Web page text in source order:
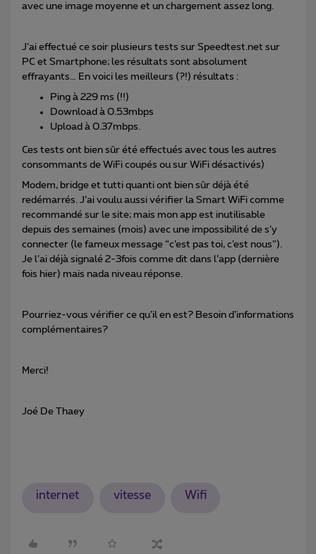
avec une image moyenne et un chargement assez long.
J’ai effectué ce soir plusieurs tests sur Speedtest.net sur
PC et Smartphone; les résultats sont absolument
effrayants… En voici les meilleurs (?!) résultats :
Ping à 229 ms (!!)
Download à 0.53mbps
Upload à 0.37mbps.
Ces tests ont bien sûr été effectués avec tous les autres
consommants de WiFi coupés ou sur WiFi désactivés)
Modem, bridge et tutti quanti ont bien sûr déjà été
redémarrés. J’ai voulu aussi vérifier la Smart WiFi comme
recommandé sur le site; mais mon app est inutilisable
depuis des semaines (mois) avec une impossibilité de s’y
connecter (le fameux message “c’est pas toi, c’est nous”).
Je l’ai déjà signalé 2-3fois comme dit dans l’app (dernière
fois hier) mais nada niveau réponse.
Pourriez-vous vérifier ce qu’il en est? Besoin d’informations
complémentaires?
Merci!
Joé De Thaey
internet vitesse Wifi